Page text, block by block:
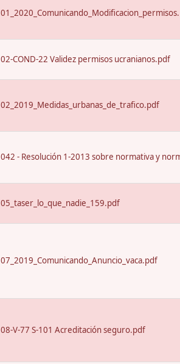
02-COND-22 Validez permisos ucranianos.pdf
02_2019_Medidas_urbanas_de_trafico.pdf
042 - Resolución 1-2013 sobre normativa y
05_taser_lo_que_nadie_159.pdf
07_2019_Comunicando_Anuncio_vaca.pdf
08-V-77 S-101 Acreditación seguro.pdf